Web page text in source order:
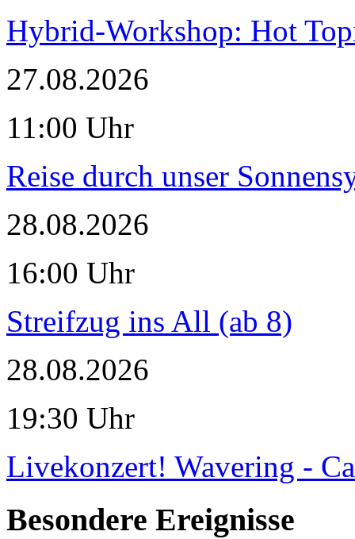
Hybrid-Workshop: Hot
27.08.2026
11:00 Uhr
Reise durch unser
28.08.2026
16:00 Uhr
Streifzug ins All (ab 8)
28.08.2026
19:30 Uhr
Livekonzert! Wavering -
Besondere Ereignisse